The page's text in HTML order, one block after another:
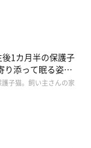
と、もふもふボデ
にまむ家を見守る
ルおじいちゃん。
ムーに受け継がれ
1カ月半の保護子
添って眠る姿に
子猫。飼い主さんの家